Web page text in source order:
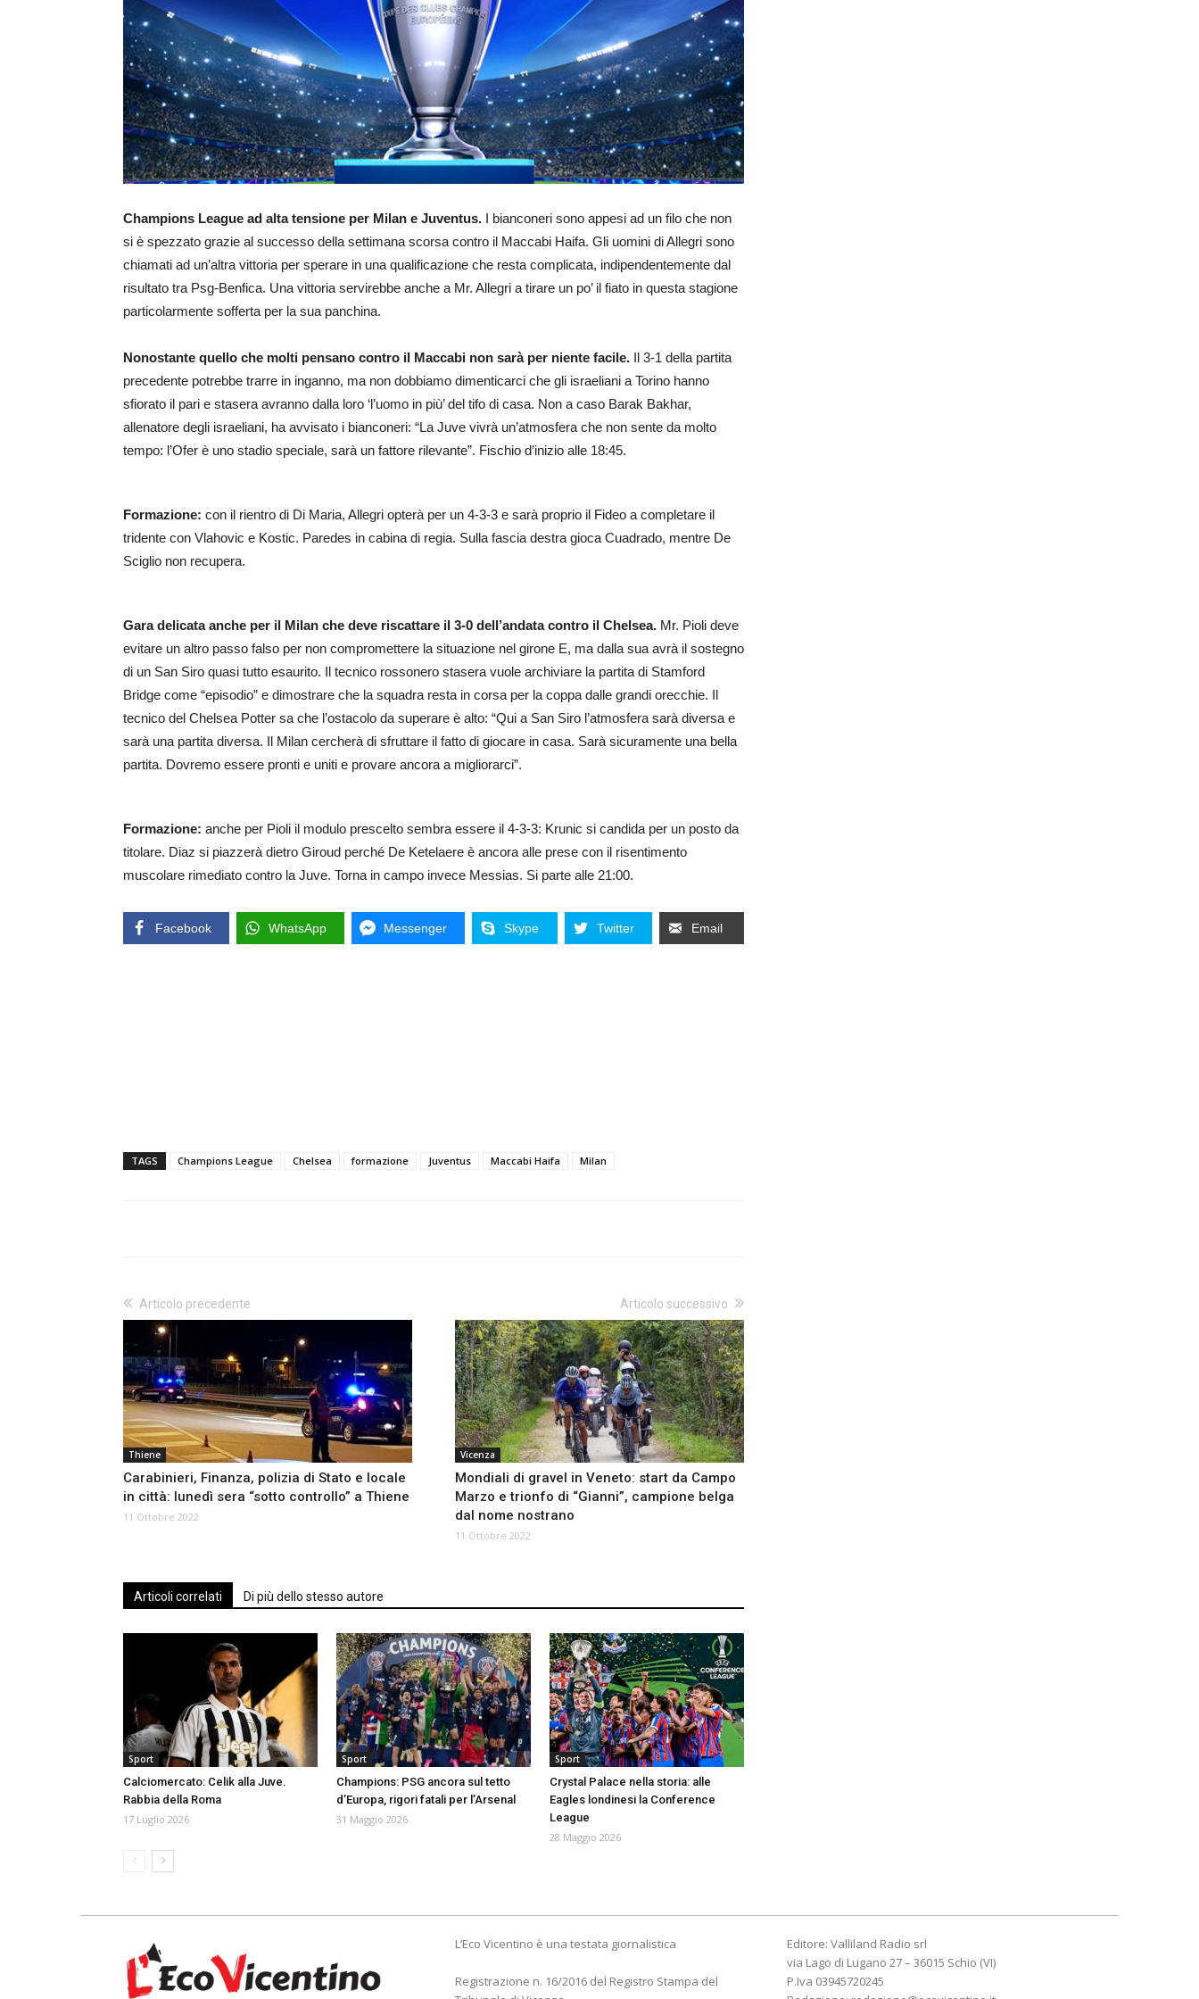
Champions League ad alta tensione per Milan e Juventus. I bianconeri sono appesi ad un filo che non
si è spezzato grazie al successo della settimana scorsa contro il Maccabi Haifa. Gli uomini di Allegri sono
chiamati ad un’altra vittoria per sperare in una qualificazione che resta complicata, indipendentemente dal
risultato tra Psg-Benfica. Una vittoria servirebbe anche a Mr. Allegri a tirare un po’ il fiato in questa stagione
particolarmente sofferta per la sua panchina.
Nonostante quello che molti pensano contro il Maccabi non sarà per niente facile. Il 3-1 della partita
precedente potrebbe trarre in inganno, ma non dobbiamo dimenticarci che gli israeliani a Torino hanno
sfiorato il pari e stasera avranno dalla loro ‘l’uomo in più’ del tifo di casa. Non a caso Barak Bakhar,
allenatore degli israeliani, ha avvisato i bianconeri: “La Juve vivrà un’atmosfera che non sente da molto
tempo: l’Ofer è uno stadio speciale, sarà un fattore rilevante”. Fischio d’inizio alle 18:45.
Formazione: con il rientro di Di Maria, Allegri opterà per un 4-3-3 e sarà proprio il Fideo a completare il
tridente con Vlahovic e Kostic. Paredes in cabina di regia. Sulla fascia destra gioca Cuadrado, mentre De
Sciglio non recupera.
Gara delicata anche per il Milan che deve riscattare il 3-0 dell’andata contro il Chelsea. Mr. Pioli deve
evitare un altro passo falso per non compromettere la situazione nel girone E, ma dalla sua avrà il sostegno
di un San Siro quasi tutto esaurito. Il tecnico rossonero stasera vuole archiviare la partita di Stamford
Bridge come “episodio” e dimostrare che la squadra resta in corsa per la coppa dalle grandi orecchie. Il
tecnico del Chelsea Potter sa che l’ostacolo da superare è alto: “Qui a San Siro l’atmosfera sarà diversa e
sarà una partita diversa. Il Milan cercherà di sfruttare il fatto di giocare in casa. Sarà sicuramente una bella
partita. Dovremo essere pronti e uniti e provare ancora a migliorarci”.
Formazione: anche per Pioli il modulo prescelto sembra essere il 4-3-3: Krunic si candida per un posto da
titolare. Diaz si piazzerà dietro Giroud perché De Ketelaere è ancora alle prese con il risentimento
muscolare rimediato contro la Juve. Torna in campo invece Messias. Si parte alle 21:00.
Facebook WhatsApp Messenger Skype Twitter Email
TAGS Champions League Chelsea formazione Juventus Maccabi Haifa Milan
Articolo precedente
Thiene
Carabinieri, Finanza, polizia di Stato e locale
in città: lunedì sera “sotto controllo” a Thiene
11 Ottobre 2022
Articolo successivo
Vicenza
Mondiali di gravel in Veneto: start da Campo
Marzo e trionfo di “Gianni”, campione belga
dal nome nostrano
11 Ottobre 2022
Articoli correlati Di più dello stesso autore
Sport
Calciomercato: Celik alla Juve.
Rabbia della Roma
17 Luglio 2026
Sport
Champions: PSG ancora sul tetto
d’Europa, rigori fatali per l’Arsenal
31 Maggio 2026
Sport
Crystal Palace nella storia: alle
Eagles londinesi la Conference
League
28 Maggio 2026
L’Eco Vicentino è una testata giornalistica
Registrazione n. 16/2016 del Registro Stampa del
Editore: Valliland Radio srl
via Lago di Lugano 27 – 36015 Schio (VI)
P.Iva 03945720245